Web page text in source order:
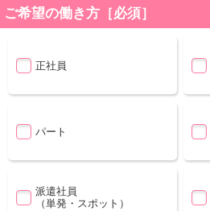
ご希望の働き方［必須］
正社員
パート
派遣社員
（単発・スポット）